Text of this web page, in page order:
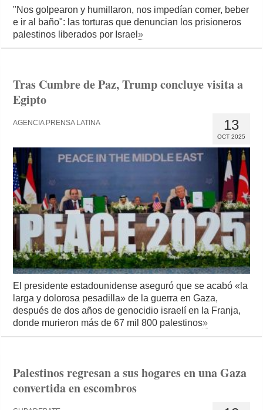
"Nos golpearon y humillaron, nos impedían comer, beber
e ir al baño": las torturas que denuncian los prisioneros
palestinos liberados por Israel»
Tras Cumbre de Paz, Trump concluye visita a
Egipto
13
OCT 2025
AGENCIA PRENSA LATINA
El presidente estadounidense aseguró que se acabó «la
larga y dolorosa pesadilla» de la guerra en Gaza,
después de dos años de genocidio israelí en la Franja,
donde murieron más de 67 mil 800 palestinos»
Palestinos regresan a sus hogares en una Gaza
convertida en escombros